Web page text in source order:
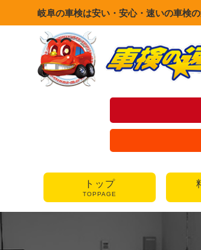
岐阜の車検は安い・安心・速いの車検
トップ
TOPPAGE